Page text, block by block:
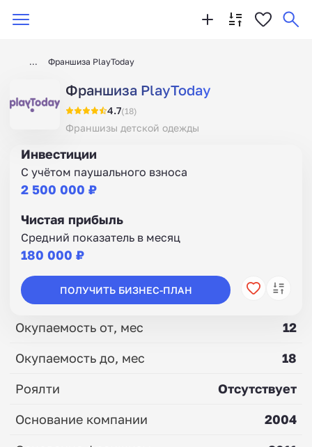
Франшиза PlayToday
Франшиза PlayToday
4.7(18)
Франшизы детской одежды
Инвестиции
С учётом паушального взноса
2 500 000 ₽
Чистая прибыль
Средний показатель в месяц
180 000 ₽
ПОЛУЧИТЬ БИЗНЕС-ПЛАН
Окупаемость от, мес
12
Окупаемость до, мес
18
Роялти
Отсутствует
Основание компании
2004